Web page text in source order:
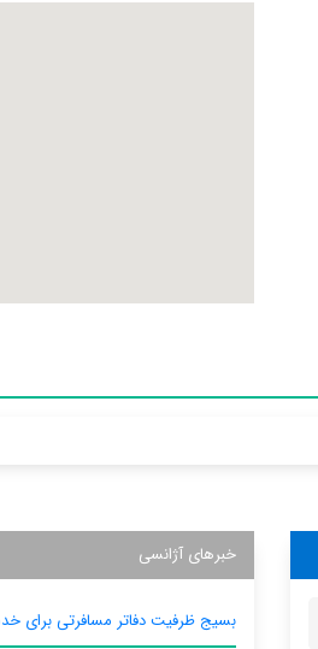
خبرهای آژانسی
بسیج ظرفیت دفاتر مسافرتی برای